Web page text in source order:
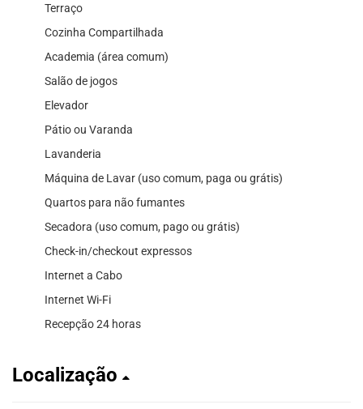
Terraço
Cozinha Compartilhada
Academia (área comum)
Salão de jogos
Elevador
Pátio ou Varanda
Lavanderia
Máquina de Lavar (uso comum, paga ou grátis)
Quartos para não fumantes
Secadora (uso comum, pago ou grátis)
Check-in/checkout expressos
Internet a Cabo
Internet Wi-Fi
Recepção 24 horas
Localização